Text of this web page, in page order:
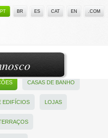
PT BR ES CAT EN .COM
CASAS DE BANHO
EDIFÍCIOS LOJAS